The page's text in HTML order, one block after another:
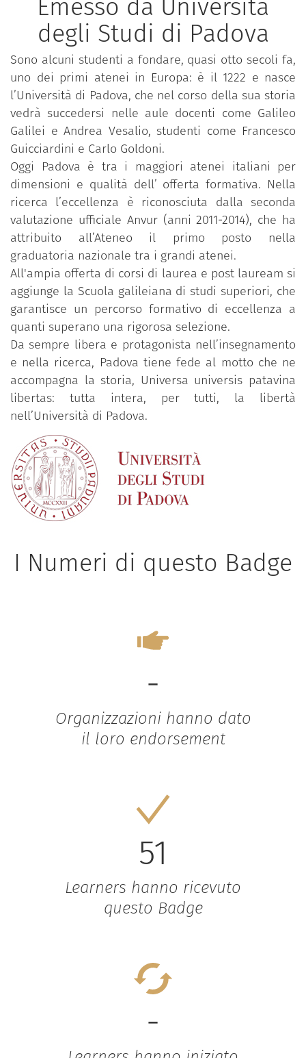
Emesso da Università
degli Studi di Padova
Sono alcuni studenti a fondare, quasi otto secoli fa,
uno dei primi atenei in Europa: è il 1222 e nasce
l’Università di Padova, che nel corso della sua storia
vedrà succedersi nelle aule docenti come Galileo
Galilei e Andrea Vesalio, studenti come Francesco
Guicciardini e Carlo Goldoni.
Oggi Padova è tra i maggiori atenei italiani per
dimensioni e qualità dell’ offerta formativa. Nella
ricerca l’eccellenza è riconosciuta dalla seconda
valutazione ufficiale Anvur (anni 2011-2014), che ha
attribuito all’Ateneo il primo posto nella
graduatoria nazionale tra i grandi atenei.
All'ampia offerta di corsi di laurea e post lauream si
aggiunge la Scuola galileiana di studi superiori, che
garantisce un percorso formativo di eccellenza a
quanti superano una rigorosa selezione.
Da sempre libera e protagonista nell’insegnamento
e nella ricerca, Padova tiene fede al motto che ne
accompagna la storia, Universa universis patavina
libertas: tutta intera, per tutti, la libertà
nell’Università di Padova.
I Numeri di questo Badge
-
Organizzazioni hanno dato
il loro endorsement
51
Learners hanno ricevuto
questo Badge
-